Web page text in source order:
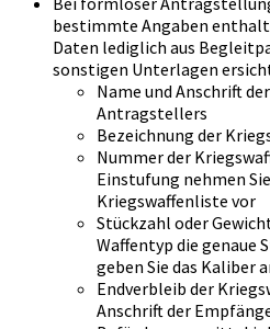
bestimmte Angaben
Daten lediglich aus
sonstigen Unterlagen
Name und Anschrift
Antragstellers
Bezeichnung der
Nummer der
Einstufung nehmen
Kriegswaffenliste vor
Stückzahl oder
Waffentyp die genaue
geben Sie das Kaliber
Endverbleib der
Anschrift der